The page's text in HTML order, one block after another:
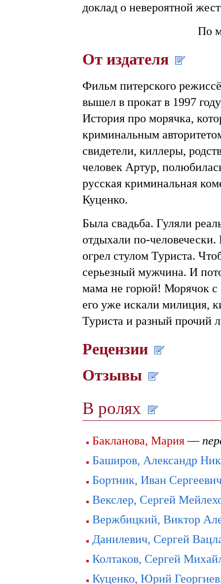
доклад о невероятной
По
От издателя
Фильм питерского
вышел в прокат в 1997
История про морячка,
криминальным
свидетели, киллеры,
человек Артур,
русская криминальная
Куценко.
Была свадьба. Гуляли
отдыхали по-
огрел стулом Туриста.
серьезный мужчина. И
мама не горюй! Морячок с
его уже искали милиция,
Туриста и разный
Рецензии
Отзывы
В ролях
Бакланова, Мария—
Баширов, Александр
Бортник, Иван
Векслер, Сергей
Вержбицкий, Виктор
Данилевич, Сергей
Колтаков, Сергей
Куценко, Юрий